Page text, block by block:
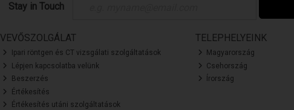
Stay in Touch
VEVŐSZOLGÁLAT
Ipari röntgen és CT vizsgálati szolgáltatások
Lépjen kapcsolatba velünk
Beszerzés
Értékesítés
Értékesítés utáni szolgáltatások
TELEPHELYEINK
Magyarország
Csehország
Írország